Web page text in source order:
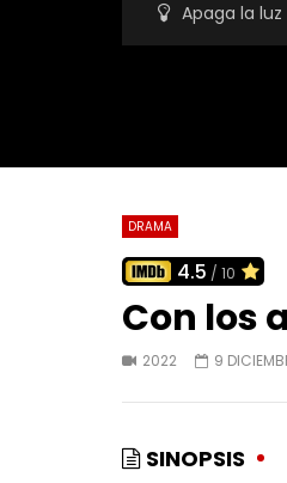
Apaga la luz
DRAMA
4.5 / 10
Con los
2022 9
SINOPSIS